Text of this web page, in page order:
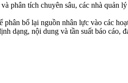
phân tích chuyên sâu, các nhà
phân bổ lại nguồn nhân lực vào các
dạng, nội dung và tần suất báo cáo,